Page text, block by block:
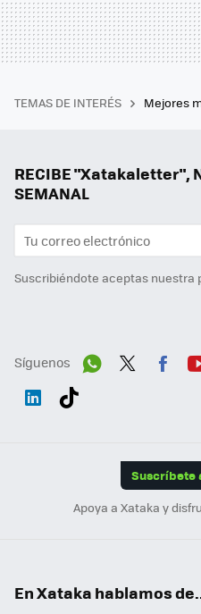
TEMAS DE INTERÉS Mejores
RECIBE "Xatakaletter",
SEMANAL
Suscribiéndote aceptas nuestra
Síguenos
Suscríbete
Apoya a Xataka y
En Xataka hablamos